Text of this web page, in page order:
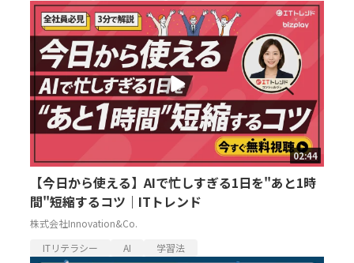
02:44
【今日から使える】AIで忙しすぎる1日を"あと1時
間"短縮するコツ｜ITトレンド
株式会社Innovation&Co.
ITリテラシー
AI 学習法